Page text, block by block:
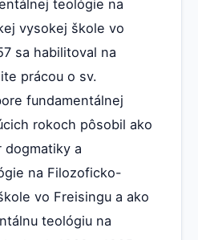
teológie na
vysokej škole vo
sa habilitoval na
prácou o sv.
fundamentálnej
rokoch pôsobil ako
dogmatiky a
na Filozoficko-
vo Freisingu a ako
teológiu na